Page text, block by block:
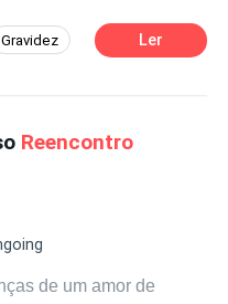
Gravidez Ler
Reencontro
de um amor de